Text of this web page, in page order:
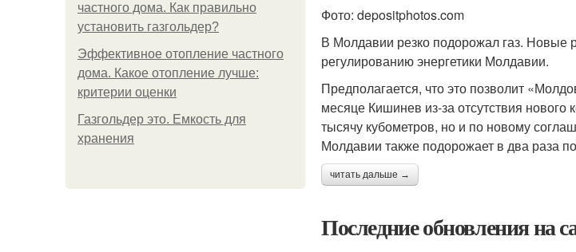
частного дома. Как правильно
установить газгольдер?
Эффективное отопление частного
дома. Какое отопление лучше:
критерии оценки
Газгольдер это. Емкость для
хранения
Фото: depositphotos.com
В Молдавии резко подорожал газ. Новые
регулированию энергетики Молдавии.
Предполагается, что это позволит
месяце Кишинев из-за отсутствия нового
тысячу кубометров, но и по новому
Молдавии также подорожает в два раза
читать дальше →
Последние обновления на